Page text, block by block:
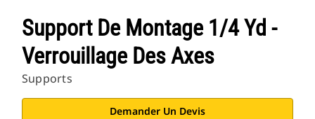
Support De Montage 1/4 Yd -
Verrouillage Des Axes
Supports
Demander Un Devis